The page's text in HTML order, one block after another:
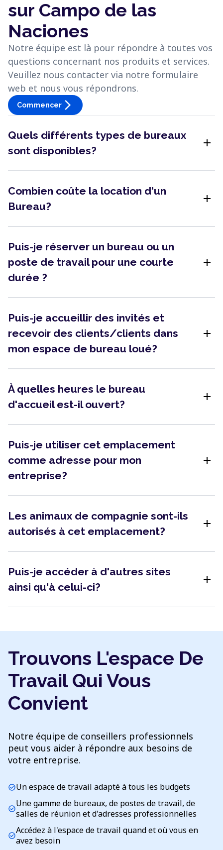
sur Campo de las
Naciones
Notre équipe est là pour répondre à toutes vos
questions concernant nos produits et services.
Veuillez nous contacter via notre formulaire
web et nous vous répondrons.
Commencer arrow_forward_ios
Quels différents types de bureaux
sont disponibles?
add
Combien coûte la location d'un
Bureau?
add
Puis-je réserver un bureau ou un
poste de travail pour une courte
durée ?
add
Puis-je accueillir des invités et
recevoir des clients/clients dans
mon espace de bureau loué?
add
À quelles heures le bureau
d'accueil est-il ouvert?
add
Puis-je utiliser cet emplacement
comme adresse pour mon
entreprise?
add
Les animaux de compagnie sont-ils
autorisés à cet emplacement?
add
Puis-je accéder à d'autres sites
ainsi qu'à celui-ci?
add
Trouvons L'espace De
Travail Qui Vous
Convient
Notre équipe de conseillers professionnels
peut vous aider à répondre aux besoins de
votre entreprise.
check_circleUn espace de travail adapté à tous les budgets
check_circleUne gamme de bureaux, de postes de travail, de
salles de réunion et d'adresses professionnelles
check_circleAccédez à l'espace de travail quand et où vous en
avez besoin